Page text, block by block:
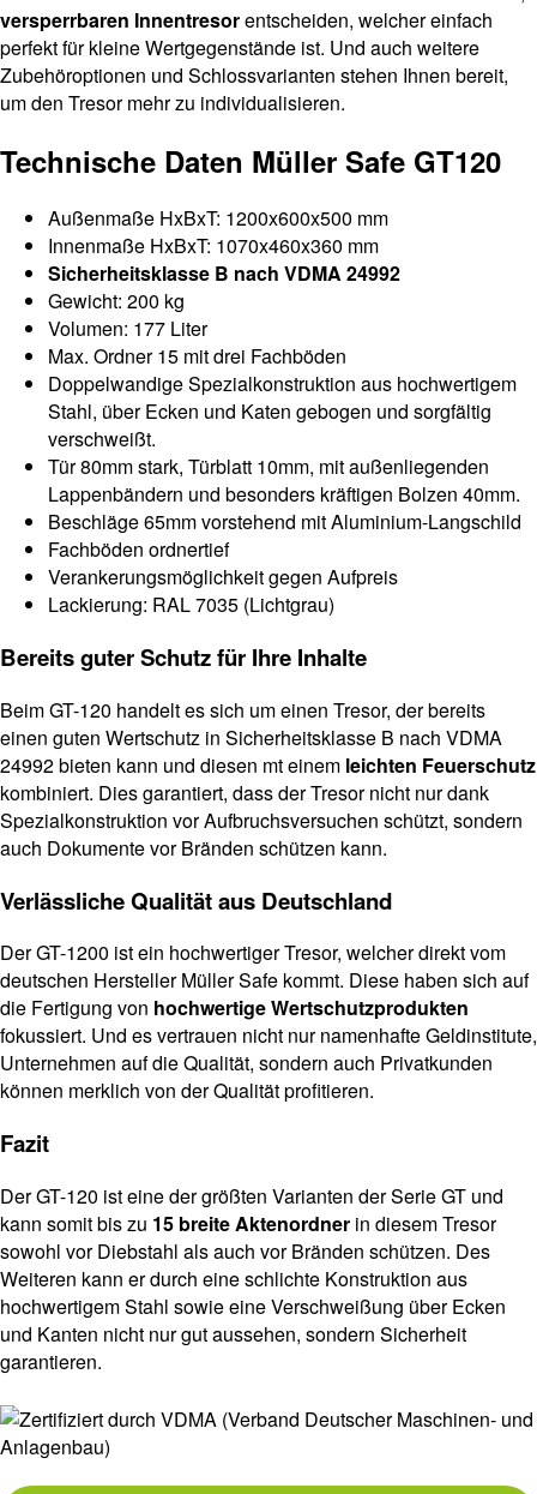
versperrbaren Innentresorentscheiden, welcher einfach
perfekt für kleine Wertgegenstände ist. Und auch weitere
Zubehöroptionen und Schlossvarianten stehen Ihnen bereit,
um den Tresor mehr zu individualisieren.
Technische Daten Müller Safe GT120
Außenmaße HxBxT: 1200x600x500 mm
Innenmaße HxBxT: 1070x460x360 mm
Sicherheitsklasse B nach VDMA 24992
Gewicht: 200 kg
Volumen: 177 Liter
Max. Ordner 15 mit drei Fachböden
Doppelwandige Spezialkonstruktion aus hochwertigem
Stahl, über Ecken und Katen gebogen und sorgfältig
verschweißt.
Tür 80mm stark, Türblatt 10mm, mit außenliegenden
Lappenbändern und besonders kräftigen Bolzen 40mm.
Beschläge 65mm vorstehend mit Aluminium-Langschild
Fachböden ordnertief
Verankerungsmöglichkeit gegen Aufpreis
Lackierung: RAL 7035 (Lichtgrau)
Bereits guter Schutz für Ihre Inhalte
Beim GT-120 handelt es sich um einen Tresor, der bereits
einen guten Wertschutz in Sicherheitsklasse B nach VDMA
24992 bieten kann und diesen mt einem leichten Feuerschutz
kombiniert. Dies garantiert, dass der Tresor nicht nur dank
Spezialkonstruktion vor Aufbruchsversuchen schützt, sondern
auch Dokumente vor Bränden schützen kann.
Verlässliche Qualität aus Deutschland
Der GT-1200 ist ein hochwertiger Tresor, welcher direkt vom
deutschen Hersteller Müller Safe kommt. Diese haben sich auf
die Fertigung von hochwertige Wertschutzprodukten
fokussiert. Und es vertrauen nicht nur namenhafte Geldinstitute,
Unternehmen auf die Qualität, sondern auch Privatkunden
können merklich von der Qualität profitieren.
Fazit
Der GT-120 ist eine der größten Varianten der Serie GT und
kann somit bis zu 15 breite Aktenordner in diesem Tresor
sowohl vor Diebstahl als auch vor Bränden schützen. Des
Weiteren kann er durch eine schlichte Konstruktion aus
hochwertigem Stahl sowie eine Verschweißung über Ecken
und Kanten nicht nur gut aussehen, sondern Sicherheit
garantieren.